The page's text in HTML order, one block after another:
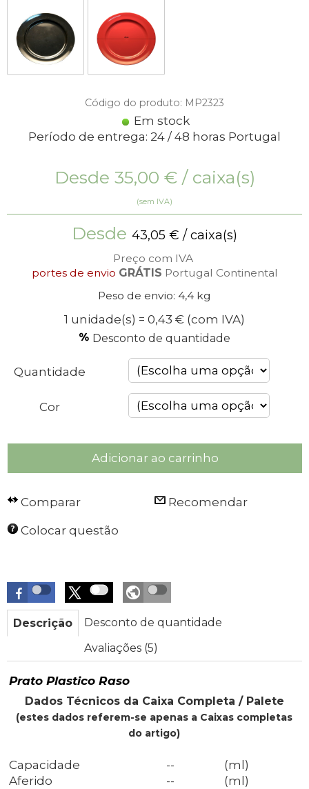
Código do produto: MP2323
Em stock
Período de entrega: 24 / 48 horas Portugal
Desde 35,00 €/ caixa(s)
(sem IVA)
Desde 43,05 € / caixa(s)
Preço com IVA
portes de envio GRÁTIS Portugal Continental
Peso de envio: 4,4 kg
1 unidade(s) = 0,43 € (com IVA)
Desconto de quantidade
Quantidade
Cor
Adicionar ao carrinho
Comparar Recomendar
Colocar questão
Descrição
Desconto de quantidade
Avaliações (5)
Prato Plastico Raso
Dados Técnicos da Caixa Completa / Palete
(estes dados referem-se apenas a Caixas completas
do artigo)
Capacidade --
(ml)
Aferido
--
(ml)